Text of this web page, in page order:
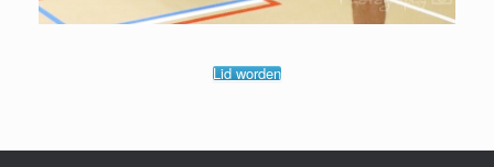
Lid worden